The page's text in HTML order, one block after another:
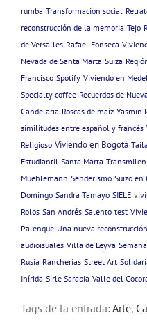
rumba Transformación social
reconstrucción de la memoria Tejo
de Versalles Rafael Fonseca
Nevada de Santa Marta Suiza
Francisco Spotify Viviendo en
Specialty coffee Recuerdos de
Candelaria Roscas de maíz Yasmin
similitudes entre español y francés
Religioso Viviendo en Bogotá
Estudiantil Santa Marta
Muehlemann Senderismo Suizo en
Domingo Sandra Tamayo SIELE
Rolos San Andrés Salento test
Palenque Una nueva
audioisuales Villa de Leyva
Rusia Rancherias Street Art
Inírida Sirle Sarabia Valle del
Tags de la entrada: Arte,